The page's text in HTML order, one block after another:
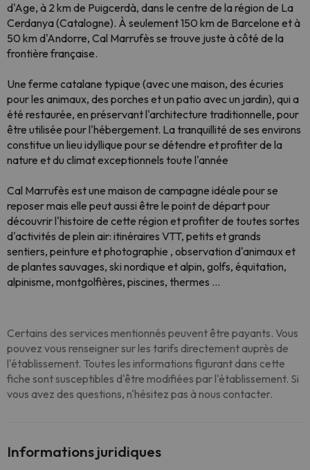
d'Age, à 2 km de Puigcerdà, dans le centre de la région de La
Cerdanya (Catalogne). À seulement 150 km de Barcelone et à
50 km d'Andorre, Cal Marrufès se trouve juste à côté de la
frontière française.
Une ferme catalane typique (avec une maison, des écuries
pour les animaux, des porches et un patio avec un jardin), qui a
été restaurée, en préservant l'architecture traditionnelle, pour
être utilisée pour l'hébergement. La tranquillité de ses environs
constitue un lieu idyllique pour se détendre et profiter de la
nature et du climat exceptionnels toute l'année
Cal Marrufès est une maison de campagne idéale pour se
reposer mais elle peut aussi être le point de départ pour
découvrir l'histoire de cette région et profiter de toutes sortes
d'activités de plein air: itinéraires VTT, petits et grands
sentiers, peinture et photographie , observation d'animaux et
de plantes sauvages, ski nordique et alpin, golfs, équitation,
alpinisme, montgolfières, piscines, thermes ...
Certains des services mentionnés peuvent être payants. Vous
pouvez vous renseigner sur les tarifs directement auprès de
l'établissement. Toutes les informations figurant dans cette
fiche sont susceptibles d'être modifiées par l'établissement. Si
vous avez des questions, n'hésitez pas à nous contacter.
Informations juridiques